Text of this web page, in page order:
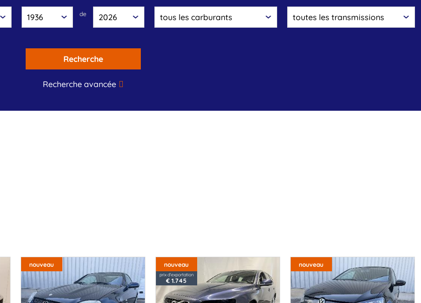
de
Recherche
Recherche avancée
nouveau nouveau
prix d'exportation
€ 1.745
nouveau